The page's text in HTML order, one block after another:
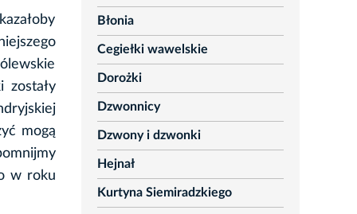
zostały
mogą
w roku
Błonia
Cegiełki wawelskie
Dorożki
Dzwonnicy
Dzwony i dzwonki
Hejnał
Kurtyna Siemiradzkiego